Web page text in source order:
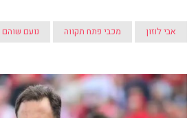
אבי לוזון מכבי פתח תקווה נועם שוהם